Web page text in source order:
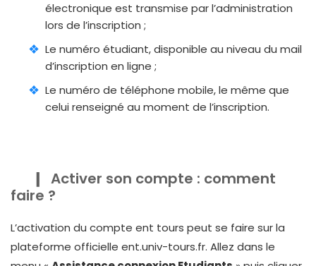
électronique est transmise par l’administration
lors de l’inscription ;
Le numéro étudiant, disponible au niveau du mail
d’inscription en ligne ;
Le numéro de téléphone mobile, le même que
celui renseigné au moment de l’inscription.
Activer son compte : comment
faire ?
L’activation du compte ent tours peut se faire sur la
plateforme officielle ent.univ-tours.fr. Allez dans le